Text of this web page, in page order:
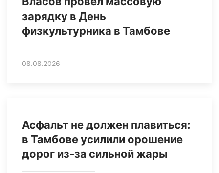
зарядку в День
физкультурника в Тамбове
08.08.2026
Асфальт не должен плавиться:
в Тамбове усилили орошение
дорог из‑за сильной жары